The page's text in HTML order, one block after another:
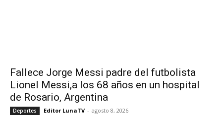
Fallece Jorge Messi padre del futbolista
Lionel Messi,a los 68 años en un hospital
de Rosario, Argentina
Deportes Editor LunaTV - agosto 8, 2026